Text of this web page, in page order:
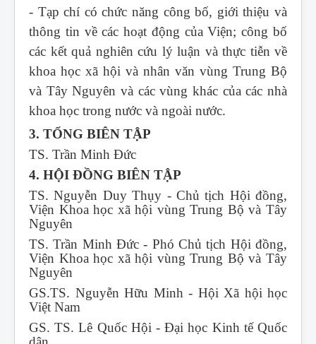
- Tạp chí có chức năng công bố, giới thiệu và
thông tin về các hoạt động của Viện; công bố
các kết quả nghiên cứu lý luận và thực tiễn về
khoa học xã hội và nhân văn vùng Trung Bộ
và Tây Nguyên và các vùng khác của các nhà
khoa học trong nước và ngoài nước.
3. TỔNG BIÊN TẬP
TS. Trần Minh Đức
4. HỘI ĐỒNG BIÊN TẬP
TS. Nguyễn Duy Thụy - Chủ tịch Hội đồng,
Viện Khoa học xã hội vùng Trung Bộ và Tây
Nguyên
TS. Trần Minh Đức - Phó Chủ tịch Hội đồng,
Viện Khoa học xã hội vùng Trung Bộ và Tây
Nguyên
GS.TS. Nguyễn Hữu Minh - Hội Xã hội học
Việt Nam
GS. TS. Lê Quốc Hội - Đại học Kinh tế Quốc